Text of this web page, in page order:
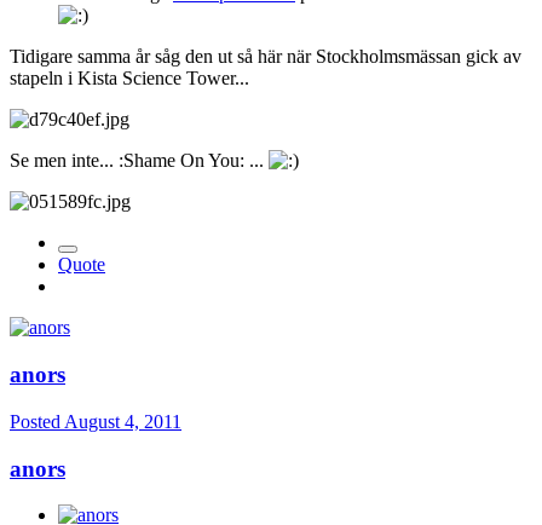
Tidigare samma år såg den ut så här när Stockholmsmässan gick av
stapeln i Kista Science Tower...
Se men inte... :Shame On You: ...
Quote
anors
Posted August 4, 2011
anors